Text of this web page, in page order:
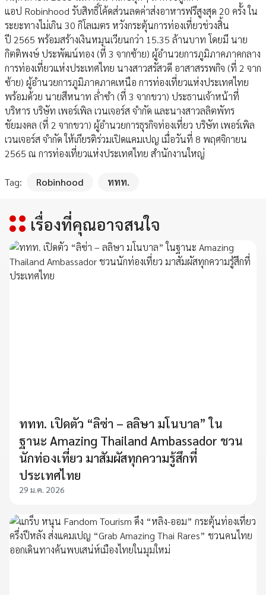
แอป Robinhood รับสิทธิ์โค้ดส่วนลดค่าส่งอาหารฟรีสูงสุด 20 ครั้ง ใน
ระยะทางไม่เกิน 30 กิโลเมตร หวังกระตุ้นการท่องเที่ยวช่วงสิ้น
ปี 2565 พร้อมสร้างเงินหมุนเวียนกว่า 15.35 ล้านบาท โดยมี นาย
กิตติพงษ์ ประพัฒน์ทอง (ที่ 3 จากซ้าย) ผู้อำนวยการภูมิภาคภาคกลาง
การท่องเที่ยวแห่งประเทศไทย นางสาวสรัสวดี อาสาสรรพกิจ (ที่ 2 จาก
ซ้าย) ผู้อำนวยการภูมิภาคภาคเหนือ การท่องเที่ยวแห่งประเทศไทย
พร้อมด้วย นายสีหนาท ล่ำซำ (ที่ 3 จากขวา) ประธานเจ้าหน้าที่
บริหาร บริษัท เพอร์เพิล เวนเจอร์ส จำกัด และนางสาวลลิตพัทร
ชัยมงคล (ที่ 2 จากขวา) ผู้อำนวยการธุรกิจท่องเที่ยว บริษัท เพอร์เพิล
เวนเจอร์ส จำกัด ให้เกียรติร่วมเปิดแคมเปญ เมื่อวันที่ 8 พฤศจิกายน
2565 ณ การท่องเที่ยวแห่งประเทศไทย สำนักงานใหญ่
Tag: Robinhood ททท.
เรื่องที่คุณอาจสนใจ
ททท. เปิดตัว “ลิซ่า – ลลิษา มโนบาล” ใน
ฐานะ Amazing Thailand Ambassador ชวน
นักท่องเที่ยว มาสัมผัสทุกความรู้สึกที่
ประเทศไทย
29 ม.ค. 2026